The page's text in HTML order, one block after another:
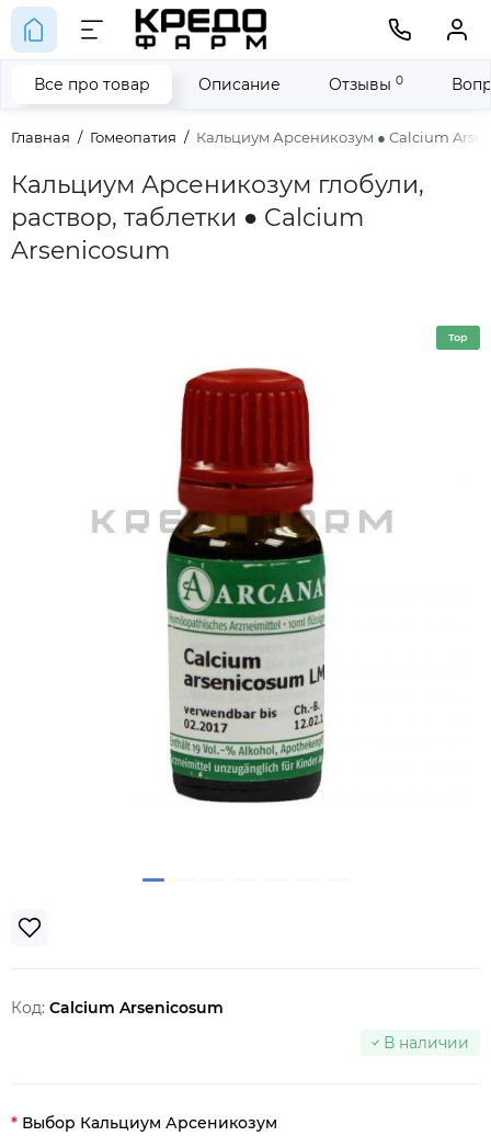
Главная Гомеопатия Кальциум Арсеникозум ● Calcium
Кальциум Арсеникозум глобули,
раствор, таблетки ● Calcium
Arsenicosum
Все про товар Описание Отзывы 0
Top
Код: Calcium Arsenicosum
В наличии
Выбор Кальциум Арсеникозум